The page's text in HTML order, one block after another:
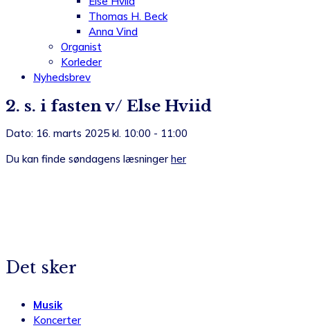
Thomas H. Beck
Anna Vind
Organist
Korleder
Nyhedsbrev
2. s. i fasten v/ Else Hviid
Dato: 16. marts 2025 kl. 10:00 - 11:00
Du kan finde søndagens læsninger her
Det sker
Musik
Koncerter